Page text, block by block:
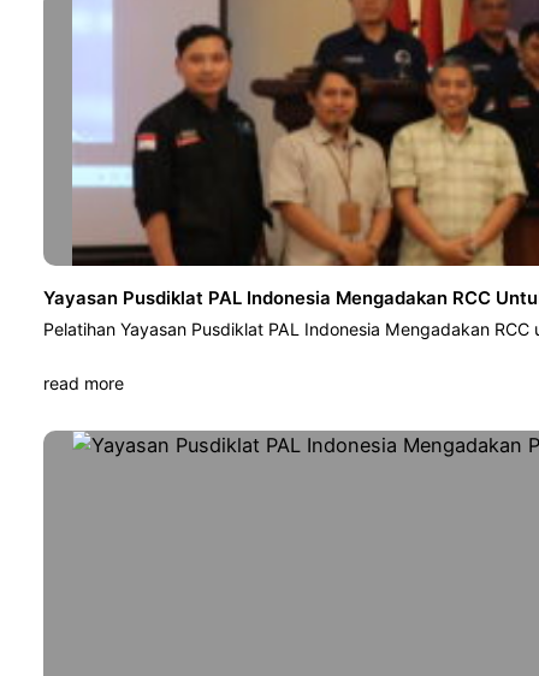
Yayasan Pusdiklat PAL Indonesia Mengadakan RCC
Pelatihan Yayasan Pusdiklat PAL Indonesia Mengadakan
read more